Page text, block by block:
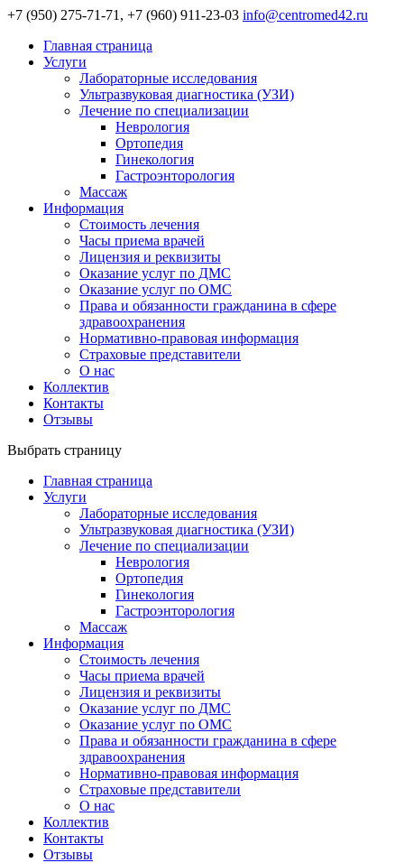
+7 (950) 275-71-71, +7 (960) 911-23-03 info@centromed42.ru
Главная страница
Услуги
Лабораторные исследования
Ультразвуковая диагностика (УЗИ)
Лечение по специализации
Неврология
Ортопедия
Гинекология
Гастроэнторология
Массаж
Информация
Стоимость лечения
Часы приема врачей
Лицензия и реквизиты
Оказание услуг по ДМС
Оказание услуг по ОМС
Права и обязанности гражданина в сфере
здравоохранения
Нормативно-правовая информация
Страховые представители
О нас
Коллектив
Контакты
Отзывы
Выбрать страницу
Главная страница
Услуги
Лабораторные исследования
Ультразвуковая диагностика (УЗИ)
Лечение по специализации
Неврология
Ортопедия
Гинекология
Гастроэнторология
Массаж
Информация
Стоимость лечения
Часы приема врачей
Лицензия и реквизиты
Оказание услуг по ДМС
Оказание услуг по ОМС
Права и обязанности гражданина в сфере
здравоохранения
Нормативно-правовая информация
Страховые представители
О нас
Коллектив
Контакты
Отзывы